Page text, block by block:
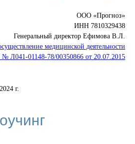
ООО «Прогноз»
ИНН 7810329438
Генеральный директор Ефимова В.Л.
медицинской деятельности
Л041-01148-78/00350866 от 20.07.2015
г.